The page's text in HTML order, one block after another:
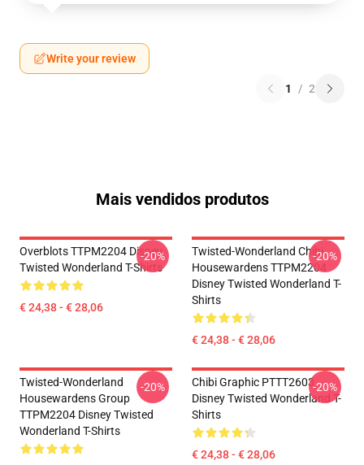
Write your review
1 / 2
Mais vendidos produtos
Overblots TTPM2204 Disney
Twisted Wonderland T-Shirts
€ 24,38 - € 28,06
-20%
Twisted-Wonderland Chibi
Housewardens TTPM2204
Disney Twisted Wonderland T-
Shirts
€ 24,38 - € 28,06
-20%
Twisted-Wonderland
Housewardens Group
TTPM2204 Disney Twisted
Wonderland T-Shirts
-20%
Chibi Graphic PTTT2603
Disney Twisted Wonderland T-
Shirts
€ 24,38 - € 28,06
-20%